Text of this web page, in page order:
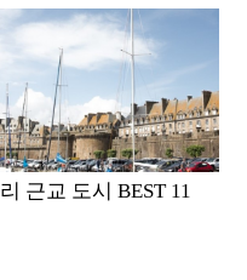
파리 근교 도시 BEST 11